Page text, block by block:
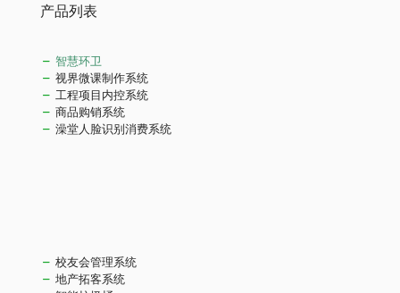
产品列表
智慧环卫
视界微课制作系统
工程项目内控系统
商品购销系统
澡堂人脸识别消费系统
校友会管理系统
地产拓客系统